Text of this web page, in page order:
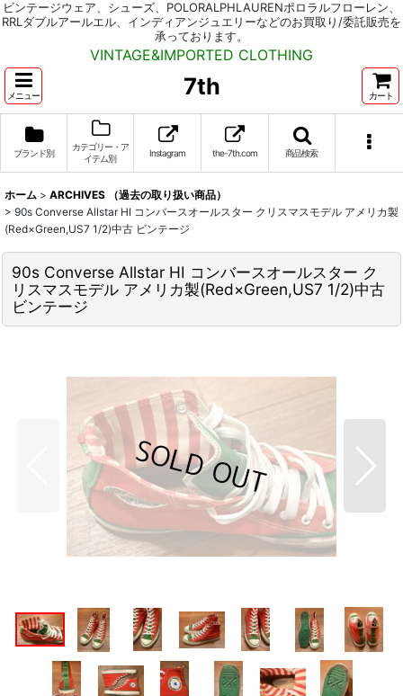
ビンテージウェア、シューズ、POLORALPHLAURENポロラルフローレン、
RRLダブルアールエル、インディアンジュエリーなどのお買取り/委託販売を
承っております。
VINTAGE&IMPORTED CLOTHING
メニュー 7th カート
ブランド別
カテゴリー・ア
イテム別
Instagram the-7th.com 商品検索
ホーム > ARCHIVES （過去の取り扱い商品）
> 90s Converse Allstar HI コンバースオールスター クリスマスモデル アメリカ製
(Red×Green,US7 1/2)中古 ビンテージ
90s Converse Allstar HI コンバースオールスター ク
リスマスモデル アメリカ製(Red×Green,US7 1/2)中古
ビンテージ